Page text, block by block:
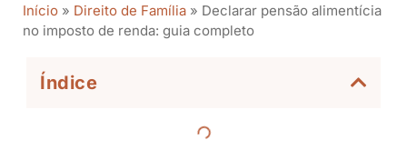
Início » Direito de Família » Declarar pensão alimentícia
no imposto de renda: guia completo
Índice